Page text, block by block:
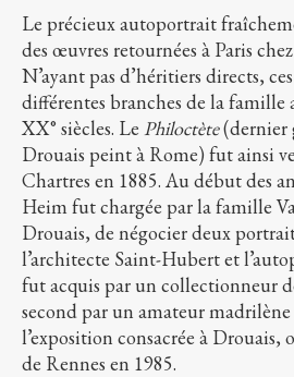
Le précieux autoportrait
des œuvres retournées à Paris
N’ayant pas d’héritiers directs,
différentes branches de la famille
XX° siècles. Le Philoctète(dernier
Drouais peint à Rome) fut ainsi
Chartres en 1885. Au début des
Heim fut chargée par la famille
Drouais, de négocier deux
l’architecte Saint-Hubert et
fut acquis par un collectionneur
second par un amateur
l’exposition consacrée à Drouais,
de Rennes en 1985.